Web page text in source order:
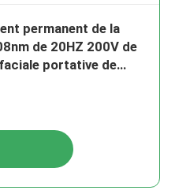
permanent de la
de 20HZ 200V de
portative de